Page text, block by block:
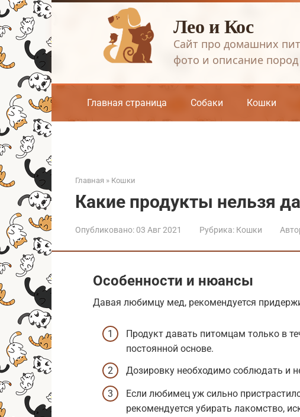
Перейти
к
контенту
Лео и Кос
Сайт про домашних
фото и описание пород
Главная страница Собаки Кошки
Главная » Кошки
Какие продукты нельзя
Опубликовано: 03 Авг 2021 Рубрика: Кошки
Особенности и нюансы
Давая любимцу мед, рекомендуется
Продукт давать питомцам только в
постоянной основе.
Дозировку необходимо соблюдать и
Если любимец уж сильно
рекомендуется убирать лакомство,